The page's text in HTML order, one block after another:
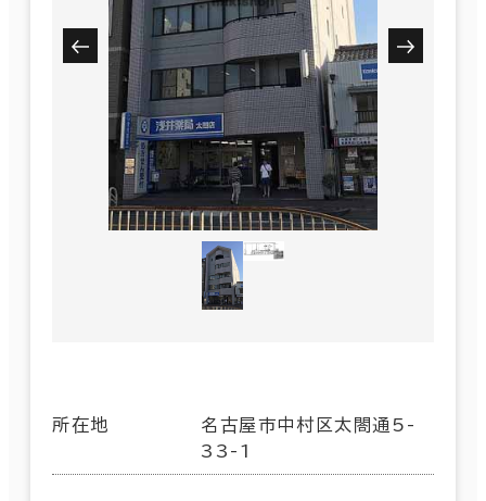
所在地
名古屋市中村区太閤通5-
33-1